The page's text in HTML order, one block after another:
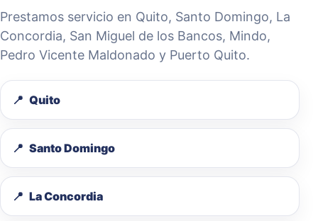
Prestamos servicio en Quito, Santo Domingo, La
Concordia, San Miguel de los Bancos, Mindo,
Pedro Vicente Maldonado y Puerto Quito.
Quito
Santo Domingo
La Concordia